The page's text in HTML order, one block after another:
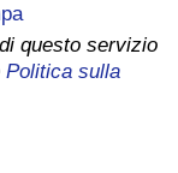
questo servizio
Politica sulla